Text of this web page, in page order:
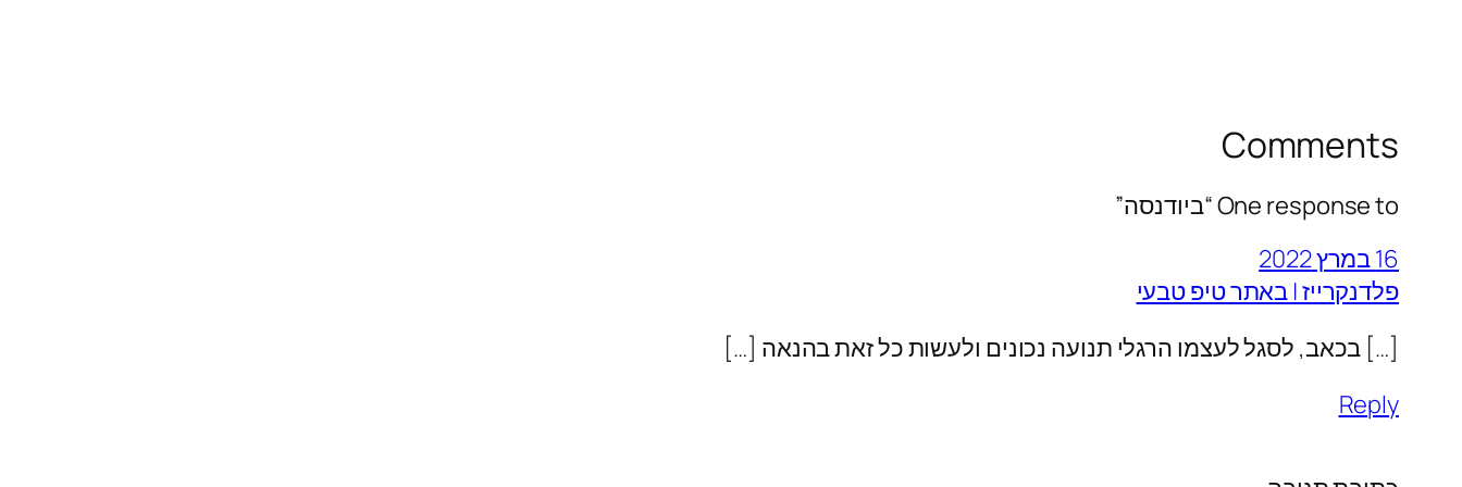
Comments
One response to “ביודנסה”
16 במרץ 2022
פלדנקרייז | באתר טיפ טבעי
[…] בכאב, לסגל לעצמו הרגלי תנועה נכונים ולעשות כל זאת בהנאה […]
Reply